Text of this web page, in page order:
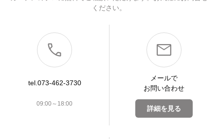
ください。
tel.073-462-3730
09:00～18:00
メールで
お問い合わせ
詳細を見る